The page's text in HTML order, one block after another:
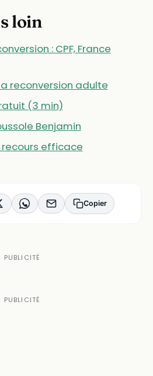
loin
: CPF, France
reconversion adulte
(3 min)
Benjamin
recours efficace
Copier